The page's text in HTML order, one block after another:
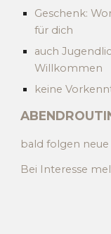
Geschenk:
für dich
auch
Willkommen
keine
bald folgen
Bei Interesse